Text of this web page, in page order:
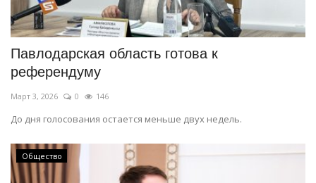
Павлодарская область готова к
референдуму
Март 3, 2026 0 146
До дня голосования остается меньше двух недель.
Общество